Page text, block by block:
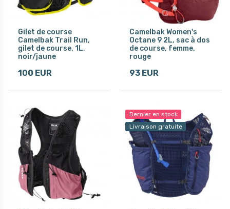
Gilet de course
Camelbak Trail Run,
gilet de course, 1L,
noir/jaune
100 EUR
Camelbak Women's
Octane 9 2L, sac à dos
de course, femme,
rouge
93 EUR
Dernier en stock
Livraison gratuite